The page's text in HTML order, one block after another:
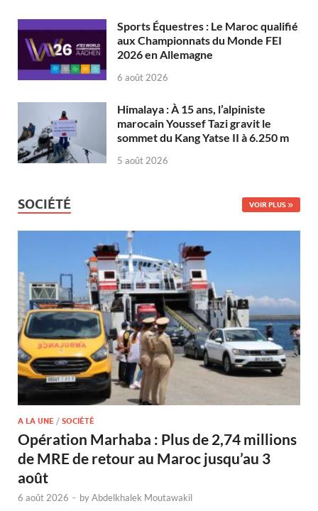
Sports Équestres : Le Maroc qualifié
aux Championnats du Monde FEI
2026 en Allemagne
6 août 2026
Himalaya : À 15 ans, l’alpiniste
marocain Youssef Tazi gravit le
sommet du Kang Yatse II à 6.250 m
5 août 2026
SOCIÉTÉ VOIR PLUS
A LA UNE / SOCIÉTÉ
Opération Marhaba : Plus de 2,74 millions
de MRE de retour au Maroc jusqu’au 3
août
6 août 2026 - byAbdelkhalek Moutawakil